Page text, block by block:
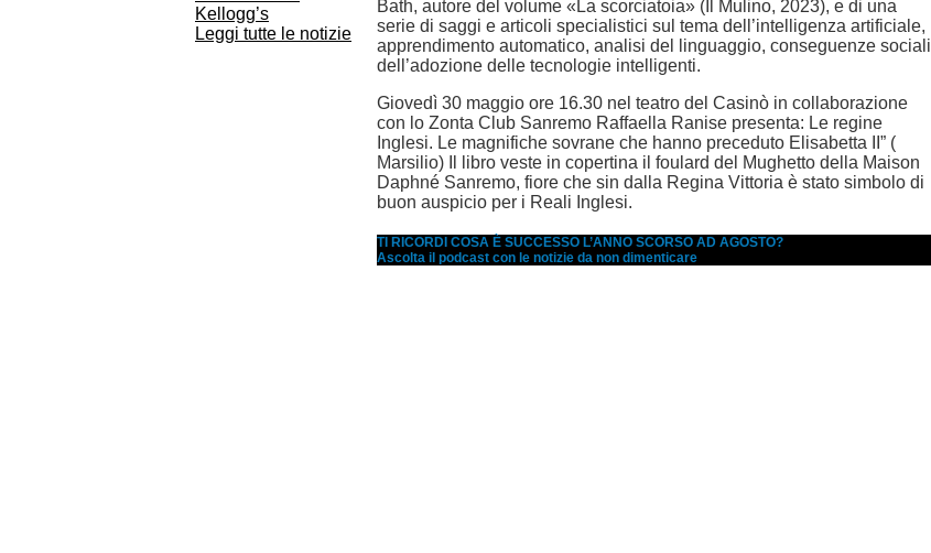
Kellogg’s
Leggi tutte le notizie
Bath, autore del volume «La scorciatoia» (Il Mulino, 2023), e di una
serie di saggi e articoli specialistici sul tema dell’intelligenza artificiale,
apprendimento automatico, analisi del linguaggio, conseguenze sociali
dell’adozione delle tecnologie intelligenti.
Giovedì 30 maggio ore 16.30 nel teatro del Casinò in collaborazione
con lo Zonta Club Sanremo Raffaella Ranise presenta: Le regine
Inglesi. Le magnifiche sovrane che hanno preceduto Elisabetta II” (
Marsilio) Il libro veste in copertina il foulard del Mughetto della Maison
Daphné Sanremo, fiore che sin dalla Regina Vittoria è stato simbolo di
buon auspicio per i Reali Inglesi.
TI RICORDI COSA È SUCCESSO L’ANNO SCORSO AD AGOSTO?
Ascolta il podcast con le notizie da non dimenticare